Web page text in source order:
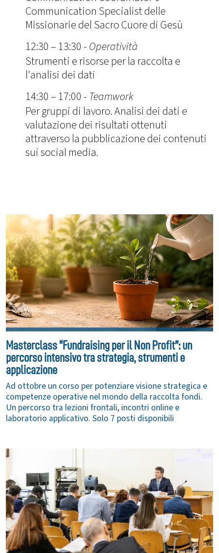
Communication Specialist delle
Missionarie del Sacro Cuore di Gesù
12:30 – 13:30 -Operatività
Strumenti e risorse per la raccolta e
l'analisi dei dati
14:30 – 17:00 - Teamwork
Per gruppi di lavoro. Analisi dei dati e
valutazione dei risultati ottenuti
attraverso la pubblicazione dei contenuti
sui social media.
Masterclass “Fundraising per il Non Profit”: un
percorso intensivo tra strategia, strumenti e
applicazione
Ad ottobre un corso per potenziare visione strategica e
competenze operative nel mondo della raccolta fondi.
Un percorso tra lezioni frontali, incontri online e
laboratorio applicativo. Solo 7 posti disponibili